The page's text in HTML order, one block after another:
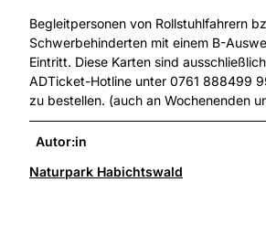
Begleitpersonen von Rollstuhlfahrern
Schwerbehinderten mit einem B-
Eintritt. Diese Karten sind
ADTicket-Hotline unter 0761 888499
zu bestellen. (auch an Wochenenden
Autor:in
Naturpark Habichtswald